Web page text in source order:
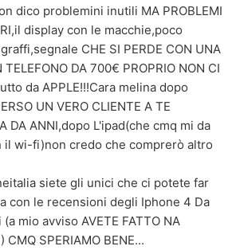
dico problemini inutili MA PROBLEMI
display con le macchie,poco
CHE SI PERDE CON UNA
TELEFONO DA 700€ PROPRIO NON CI
da APPLE!!!Cara melina dopo
UN VERO CLIENTE A TE
DA ANNI,dopo L'ipad(che cmq mi da
il wi-fi)non credo che comprerò altro
siete gli unici che ci potete far
con le recensioni degli Iphone 4 Da
mio avviso AVETE FATTO NA
CMQ SPERIAMO BENE...